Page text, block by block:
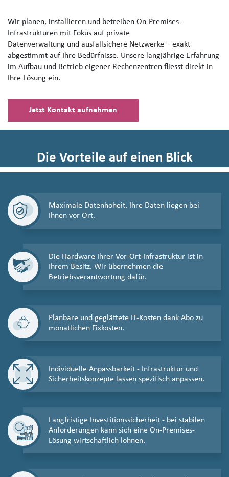
Wir planen, installieren und betreiben On-Premises-
Infrastrukturen mit Fokus auf private
Datenverwaltung und ausfallsichere Netzwerke – exakt
abgestimmt auf Ihre Bedürfnisse. Unsere langjährige Erfahrung
im Aufbau und Betrieb eigener Rechenzentren fliesst direkt in
Ihre Lösung ein.
Jetzt Kontakt aufnehmen
Die Vorteile auf einen Blick
Maximale Datenhoheit. Ihre Daten liegen bei
Ihnen vor Ort.
Die Hardware Ihrer Vor-Ort-Infrastruktur ist in
Ihrem Besitz. Wir übernehmen die
Betriebsverantwortung dafür.
Planbare und geglättete IT-Kosten dank Abo zu
monatlichen Fixkosten.
Individuelle Anpassbarkeit - Infrastruktur und
Sicherheitskonzepte lassen spezifisch anpassen.
Langfristige Investitionssicherheit - bei stabilen
Anforderungen kann sich eine On-Premises-
Lösung wirtschaftlich lohnen.